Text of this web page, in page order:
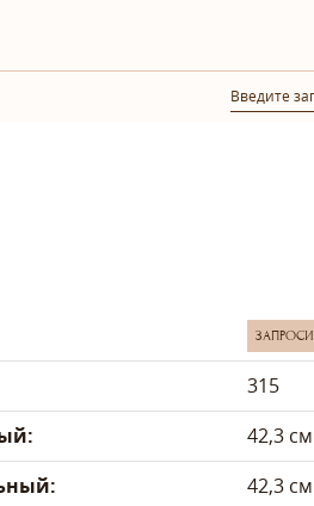
315
42,3 см
42,3 см